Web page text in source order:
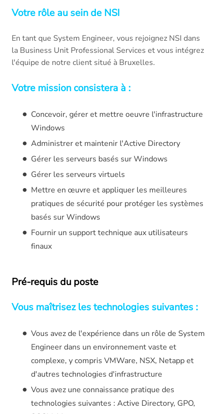
Votre rôle au sein de NSI
En tant que System Engineer, vous rejoignez NSI dans
la Business Unit Professional Services et vous intégrez
l'équipe de notre client situé à Bruxelles.
Votre mission consistera à :
Concevoir, gérer et mettre oeuvre l'infrastructure
Windows
Administrer et maintenir l'Active Directory
Gérer les serveurs basés sur Windows
Gérer les serveurs virtuels
Mettre en œuvre et appliquer les meilleures
pratiques de sécurité pour protéger les systèmes
basés sur Windows
Fournir un support technique aux utilisateurs
finaux
Pré-requis du poste
Vous maîtrisez les technologies suivantes :
Vous avez de l'expérience dans un rôle de System
Engineer dans un environnement vaste et
complexe, y compris VMWare, NSX, Netapp et
d'autres technologies d'infrastructure
Vous avez une connaissance pratique des
technologies suivantes : Active Directory, GPO,